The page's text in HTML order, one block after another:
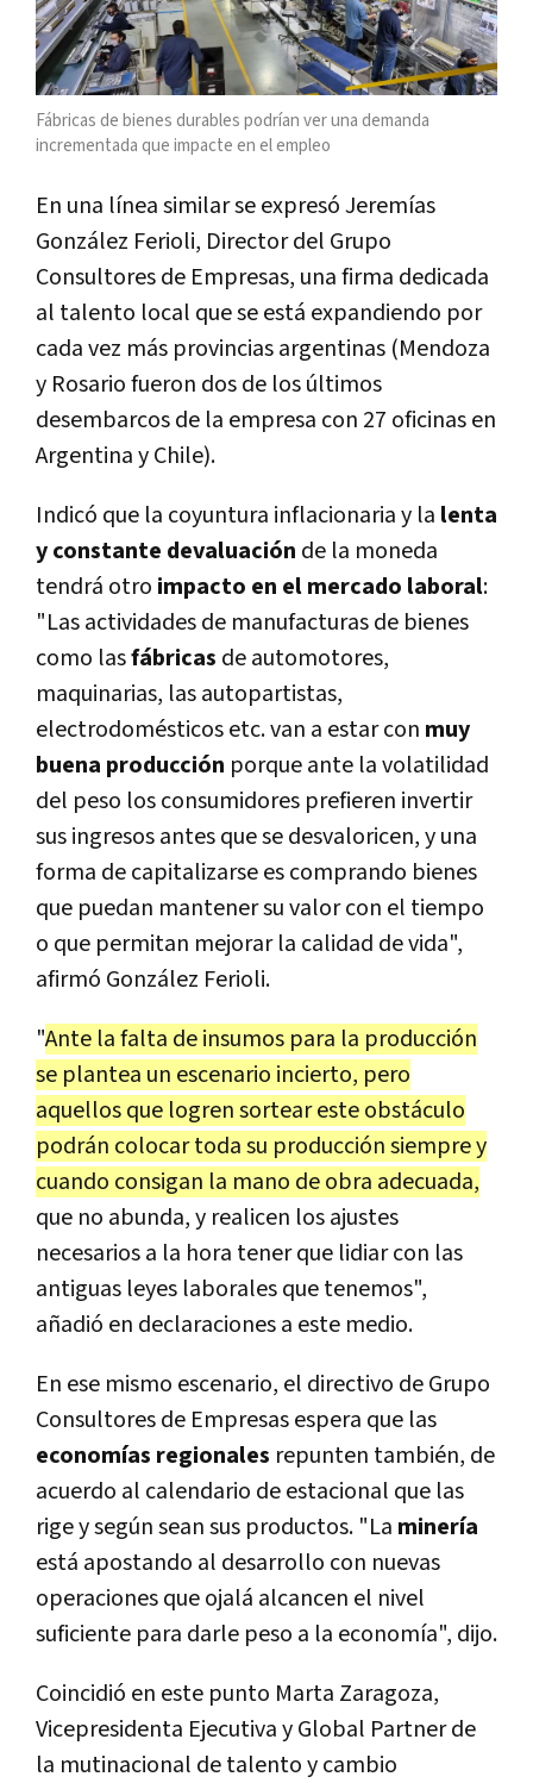
Fábricas de bienes durables podrían ver una demanda
incrementada que impacte en el empleo
En una línea similar se expresó Jeremías
González Ferioli, Director del Grupo
Consultores de Empresas, una firma dedicada
al talento local que se está expandiendo por
cada vez más provincias argentinas (Mendoza
y Rosario fueron dos de los últimos
desembarcos de la empresa con 27 oficinas en
Argentina y Chile).
Indicó que la coyuntura inflacionaria y la lenta
y constante devaluación de la moneda
tendrá otro impacto en el mercado laboral:
"Las actividades de manufacturas de bienes
como lasfábricas de automotores,
maquinarias, las autopartistas,
electrodomésticos etc. van a estar con muy
buena producción porque ante la volatilidad
del peso los consumidores prefieren invertir
sus ingresos antes que se desvaloricen, y una
forma de capitalizarse es comprando bienes
que puedan mantener su valor con el tiempo
o que permitan mejorar la calidad de vida",
afirmó González Ferioli.
"Ante la falta de insumos para la producción
se plantea un escenario incierto, pero
aquellos que logren sortear este obstáculo
podrán colocar toda su producción siempre y
cuando consigan la mano de obra adecuada,
que no abunda, y realicen los ajustes
necesarios a la hora tener que lidiar con las
antiguas leyes laborales que tenemos",
añadió en declaraciones a este medio.
En ese mismo escenario, el directivo de Grupo
Consultores de Empresas espera que las
economías regionales repunten también, de
acuerdo al calendario de estacional que las
rige y según sean sus productos. "La minería
está apostando al desarrollo con nuevas
operaciones que ojalá alcancen el nivel
suficiente para darle peso a la economía", dijo.
Coincidió en este punto Marta Zaragoza,
Vicepresidenta Ejecutiva y Global Partner de
la mutinacional de talento y cambio